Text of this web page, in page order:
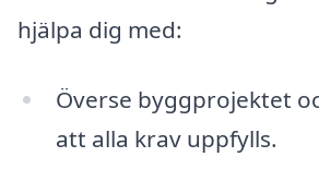
hjälpa dig med:
Överse byggprojektet
att alla krav uppfylls.